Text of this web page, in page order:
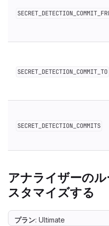
SECRET_DETECTION_COMMIT_TO
SECRET_DETECTION_COMMITS
アナライザーの
スタマイズする
プラン: Ultimate